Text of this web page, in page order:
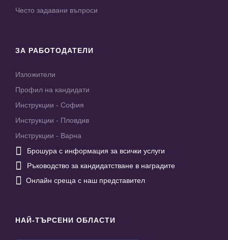
Често задавани въпроси
ЗА РАБОТОДАТЕЛИ
Изложители
Профил на кандидати
Инструкции - София
Инструкции - Пловдив
Инструкции - Варна
 Брошура с информация за всички услуги
 Ръководство за кандидатстване в наградите
 Онлайн среща с наш представител
НАЙ-ТЪРСЕНИ ОБЛАСТИ